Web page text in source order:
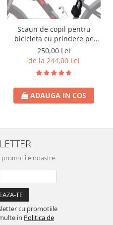
Scaun de copil pentru
bicicleta cu prindere pe
bara orizontala din fata,
centuri de siguranta,
sarcina maxima 20 kg,
suport picioare
250,00 Lei
de la 244,00 Lei
ADAUGA IN COS
promotiile noastre
cu promotiile
in Politica de